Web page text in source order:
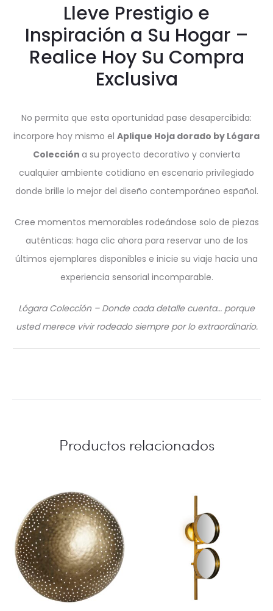
Lleve Prestigio e
Inspiración a Su Hogar –
Realice Hoy Su Compra
Exclusiva
No permita que esta oportunidad pase desapercibida:
incorpore hoy mismo el Aplique Hoja dorado by Lógara
Colección a su proyecto decorativo y convierta
cualquier ambiente cotidiano en escenario privilegiado
donde brille lo mejor del diseño contemporáneo español.
Cree momentos memorables rodeándose solo de piezas
auténticas: haga clic ahora para reservar uno de los
últimos ejemplares disponibles e inicie su viaje hacia una
experiencia sensorial incomparable.
Lógara Colección – Donde cada detalle cuenta… porque
usted merece vivir rodeado siempre por lo extraordinario.
Productos relacionados